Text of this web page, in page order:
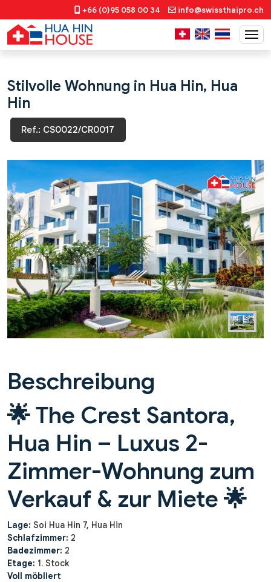
+66 (0)95 058 00 34 info@swissthaipro.ch
Stilvolle Wohnung in Hua Hin, Hua
Hin
Ref.: CS0022/CR0017
Previous Next
Beschreibung
🌟 The Crest Santora,
Hua Hin – Luxus 2-
Zimmer-Wohnung zum
Verkauf & zur Miete 🌟
Lage: Soi Hua Hin 7, Hua Hin
Schlafzimmer: 2
Badezimmer: 2
Etage: 1. Stock
Voll möbliert